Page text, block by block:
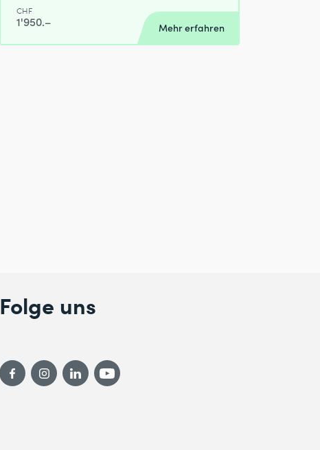
CHF
1'950.– Mehr erfahren
Folge uns